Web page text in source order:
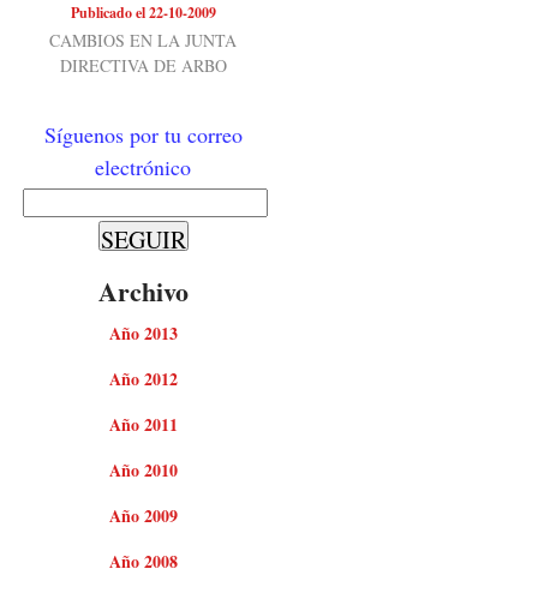
Publicado el 22-10-2009
CAMBIOS EN LA JUNTA
DIRECTIVA DE ARBO
Síguenos por tu correo
electrónico
Archivo
Año 2013
Año 2012
Año 2011
Año 2010
Año 2009
Año 2008